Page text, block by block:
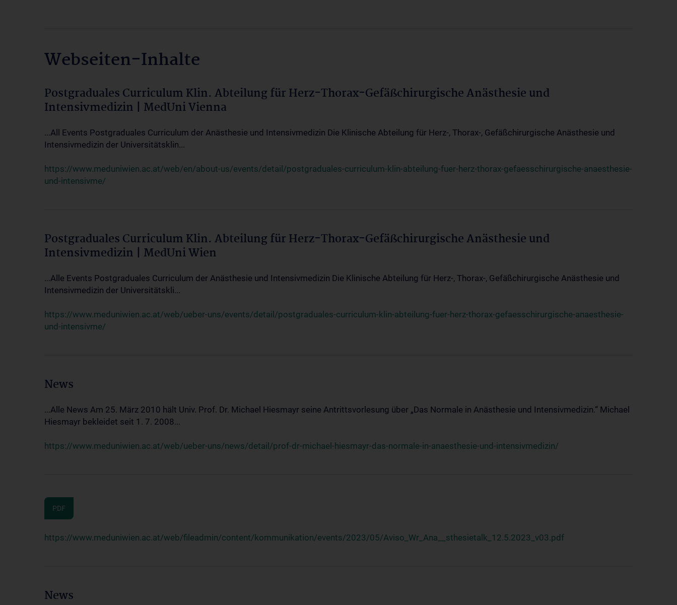
Webseiten-Inhalte
Postgraduales Curriculum Klin. Abteilung für Herz-Thorax-Gefäßchirurgische Anästhesie und
Intensivmedizin | MedUni Vienna
...All Events Postgraduales Curriculum der Anästhesie und Intensivmedizin Die Klinische Abteilung für Herz-, Thorax-, Gefäßchirurgische Anästhesie und
Intensivmedizin der Universitätsklin...
https://www.meduniwien.ac.at/web/en/about-us/events/detail/postgraduales-curriculum-klin-abteilung-fuer-herz-thorax-gefaesschirurgische-anaesthesie-
und-intensivme/
Postgraduales Curriculum Klin. Abteilung für Herz-Thorax-Gefäßchirurgische Anästhesie und
Intensivmedizin | MedUni Wien
...Alle Events Postgraduales Curriculum der Anästhesie und Intensivmedizin Die Klinische Abteilung für Herz-, Thorax-, Gefäßchirurgische Anästhesie und
Intensivmedizin der Universitätskli...
https://www.meduniwien.ac.at/web/ueber-uns/events/detail/postgraduales-curriculum-klin-abteilung-fuer-herz-thorax-gefaesschirurgische-anaesthesie-
und-intensivme/
News
...Alle News Am 25. März 2010 hält Univ. Prof. Dr. Michael Hiesmayr seine Antrittsvorlesung über „Das Normale in Anästhesie und Intensivmedizin.“ Michael
Hiesmayr bekleidet seit 1. 7. 2008...
https://www.meduniwien.ac.at/web/ueber-uns/news/detail/prof-dr-michael-hiesmayr-das-normale-in-anaesthesie-und-intensivmedizin/
PDF
https://www.meduniwien.ac.at/web/fileadmin/content/kommunikation/events/2023/05/Aviso_Wr_Ana__sthesietalk_12.5.2023_v03.pdf
News